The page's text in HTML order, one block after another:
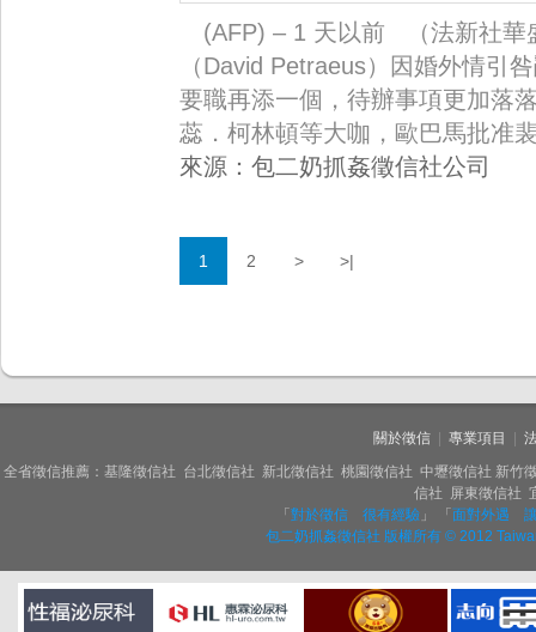
(AFP) – 1 天以前 （法新社華
（David Petraeus）因婚外情引
要職再添一個，待辦事項更加落
蕊．柯林頓等大咖，歐巴馬批准裴
來源： 包二奶抓姦徵信社公司
1 2 > >|
關於徵信 專業項目
全省徵信推薦：基隆徵信社 台北徵信社 新北徵信社 桃園徵信社 中壢徵信社 新
信社 屏東徵信社
「 對於徵信 很有經驗」 「 面對外遇
包二奶抓姦徵信社 版權所有 © 2012